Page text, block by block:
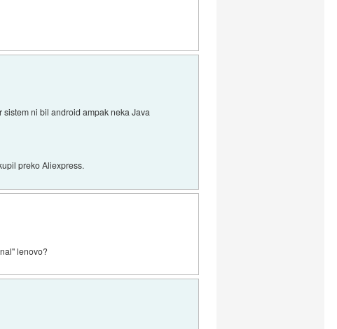
ni bil android ampak neka Java
preko Aliexpress.
lenovo?